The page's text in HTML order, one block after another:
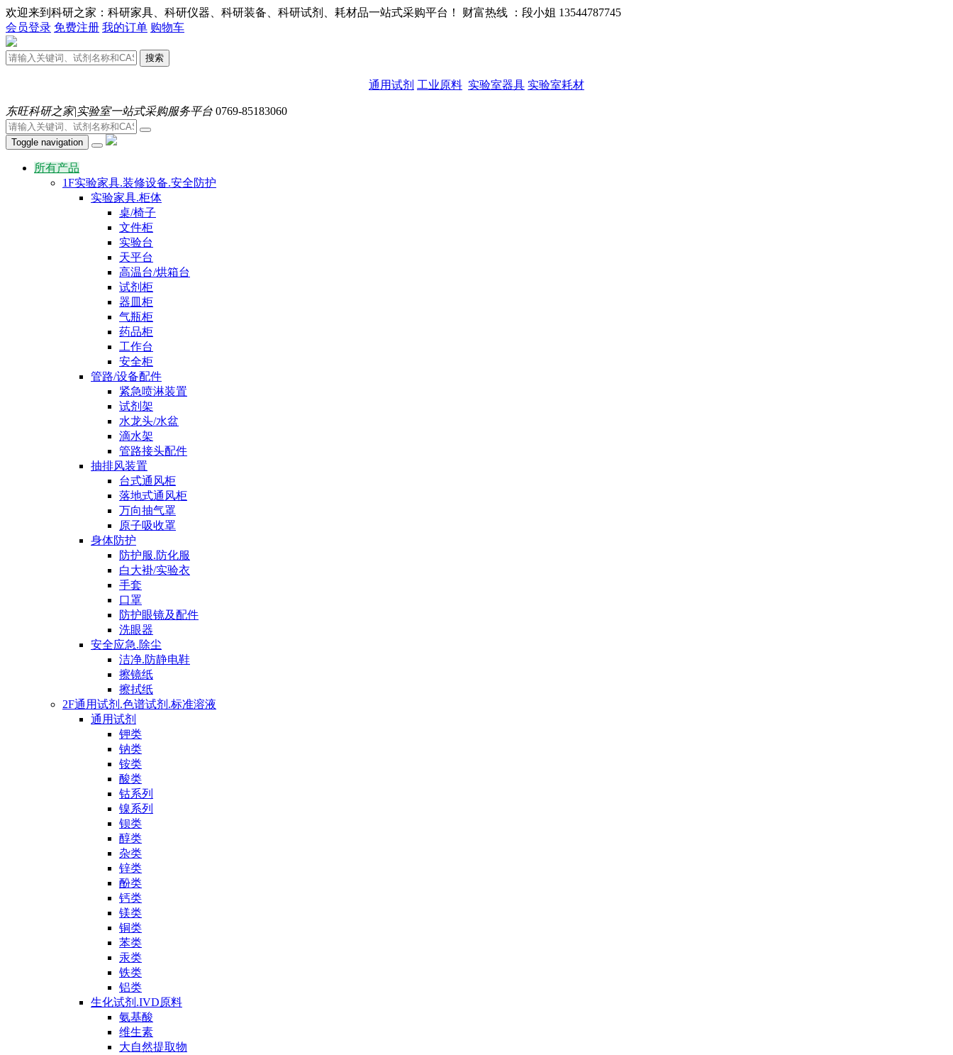
欢迎来到科研之家：科研家具、科研仪器、科研装备、科研试剂、耗材品一站式采购平台！ 财富热线 ：段小姐 13544787745
会员登录 免费注册 我的订单 购物车
搜索
通用试剂 工业原料 实验室器具 实验室耗材
东旺科研之家|实验室一站式采购服务平台 0769-85183060
Toggle navigation
所有产品
1F实验家具.装修设备.安全防护
实验家具.柜体
桌/椅子
文件柜
实验台
天平台
高温台/烘箱台
试剂柜
器皿柜
气瓶柜
药品柜
工作台
安全柜
管路/设备配件
紧急喷淋装置
试剂架
水龙头/水盆
滴水架
管路接头配件
抽排风装置
台式通风柜
落地式通风柜
万向抽气罩
原子吸收罩
身体防护
防护服.防化服
白大褂/实验衣
手套
口罩
防护眼镜及配件
洗眼器
安全应急.除尘
洁净.防静电鞋
擦镜纸
擦拭纸
2F通用试剂.色谱试剂.标准溶液
通用试剂
钾类
钠类
铵类
酸类
钴系列
镍系列
钡类
醇类
杂类
锌类
酚类
钙类
镁类
铜类
苯类
汞类
铁类
铝类
生化试剂.IVD原料
氨基酸
维生素
大自然提取物